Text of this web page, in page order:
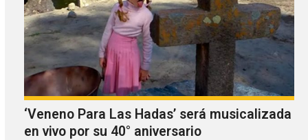
‘Veneno Para Las Hadas’ será musicalizada
en vivo por su 40° aniversario